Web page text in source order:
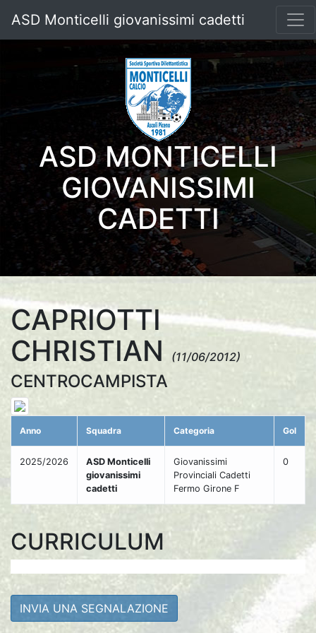
ASD Monticelli giovanissimi cadetti
ASD MONTICELLI
GIOVANISSIMI
CADETTI
CAPRIOTTI
CHRISTIAN
(11/06/2012)
CENTROCAMPISTA
Anno Squadra Categoria Gol
2025/2026
ASD Monticelli
giovanissimi
cadetti
Giovanissimi
Provinciali Cadetti
Fermo Girone F
0
CURRICULUM
INVIA UNA SEGNALAZIONE